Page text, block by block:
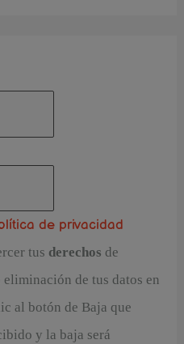
de privacidad
tus derechos de
de tus datos en
al botón de Baja que
y la baja será